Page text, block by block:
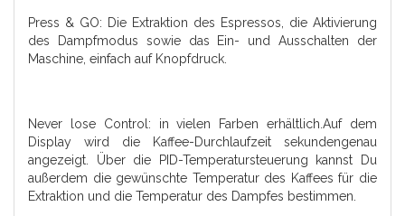
Press & GO: Die Extraktion des Espressos, die Aktivierung
des Dampfmodus sowie das Ein- und Ausschalten der
Maschine, einfach auf Knopfdruck.
Never lose Control: in vielen Farben erhältlich.Auf dem
Display wird die Kaffee-Durchlaufzeit sekundengenau
angezeigt. Über die PID-Temperatursteuerung kannst Du
außerdem die gewünschte Temperatur des Kaffees für die
Extraktion und die Temperatur des Dampfes bestimmen.